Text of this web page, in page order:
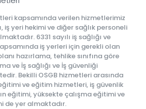
kapsamında verilen hizmetlerimiz
iş yeri hekimi ve diğer sağlık personeli
6331 sayılı iş sağlığı ve
iş yerleri için gerekli olan
hazırlama, tehlike sınıfına göre
ve İş sağlığı ve İş güvenliği
Bekilli OSGB hizmetleri arasında
ve eğitim hizmetleri, iş güvenlik
eğitimi, yüksekte çalışma eğitimi ve
de yer almaktadır.